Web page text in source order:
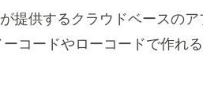
提供するクラウドベースの
コードやローコードで作れる